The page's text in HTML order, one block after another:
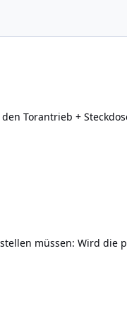
Torantrieb +
müssen: Wird die